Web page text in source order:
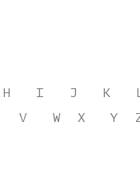
H I J K
V W X Y